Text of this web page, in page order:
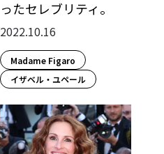
ったセレブリティ。
2022.10.16
Madame Figaro
イザベル・ユペール